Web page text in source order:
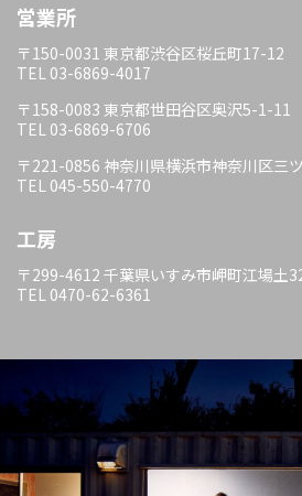
営業所
〒150-0031 東京都渋谷区桜丘町17-12
TEL 03-6869-4017
〒158-0083 東京都世田谷区奥沢5-1-11
TEL 03-6869-6706
〒221-0856 神奈川県横浜市神奈川区三
TEL 045-550-4770
工房
〒299-4612 千葉県いすみ市岬町江場土
TEL 0470-62-6361